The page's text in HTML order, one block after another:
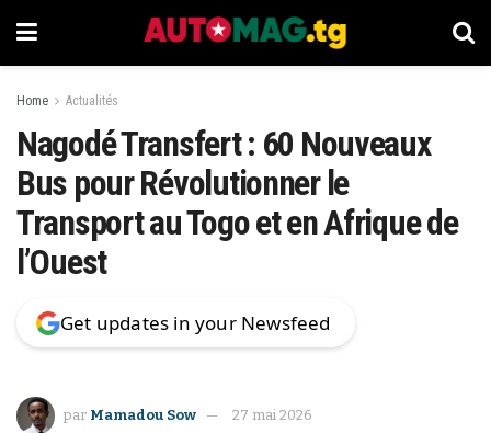
Home Actualités
Nagodé Transfert : 60 Nouveaux
Bus pour Révolutionner le
Transport au Togo et en Afrique de
l’Ouest
Get updates in your Newsfeed
par Mamadou Sow 27 mai 2026